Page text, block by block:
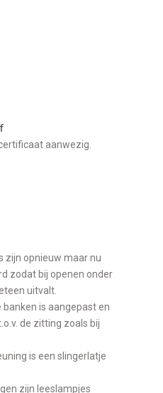
aanwezig.
zodat bij openen onder
uitvalt.
banken is aangepast en
de zitting zoals bij
is een slingerlatje
zijn leeslampjes